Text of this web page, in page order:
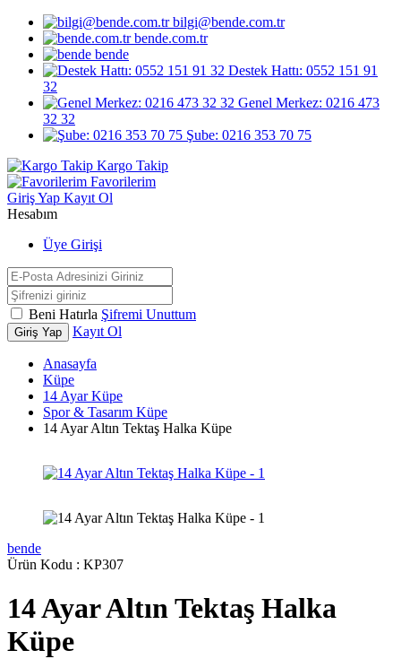
bilgi@bende.com.tr
bende.com.tr
bende
Destek Hattı: 0552 151 91
32
Genel Merkez: 0216 473
32 32
Şube: 0216 353 70 75
Kargo Takip
Favorilerim
Giriş Yap Kayıt Ol
Hesabım
Üye Girişi
Beni Hatırla Şifremi Unuttum
Giriş Yap Kayıt Ol
Anasayfa
Küpe
14 Ayar Küpe
Spor & Tasarım Küpe
14 Ayar Altın Tektaş Halka Küpe
bende
Ürün Kodu : KP307
14 Ayar Altın Tektaş Halka
Küpe